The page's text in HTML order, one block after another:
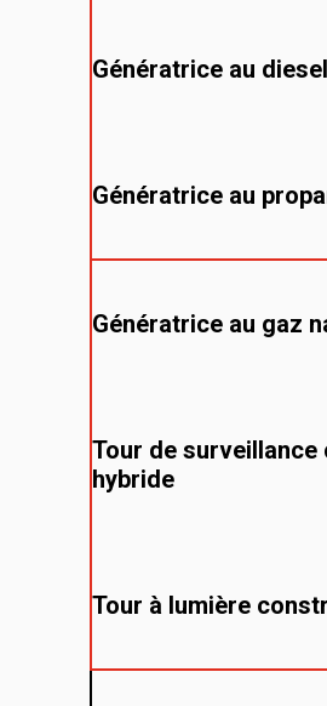
Génératrice au diesel
Génératrice au
Génératrice au gaz
Tour de surveillance
hybride
Tour à lumière